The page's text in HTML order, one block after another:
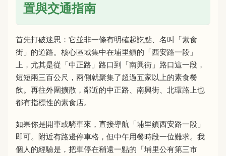
置與交通指南
首先打破迷思：它並非一條有明確起訖點、名叫「素食
街」的道路。核心區域集中在埔里鎮的「西安路一段」
上，尤其是從「中正路」路口到「南興街」路口這一段，
短短兩三百公尺，兩側就聚集了超過五家以上的素食餐
飲。再往外圍擴散，鄰近的中正路、南興街、北環路上也
都有指標性的素食店。
如果你是開車或騎車來，直接導航「埔里鎮西安路一段」
即可。附近有路邊停車格，但中午用餐時段一位難求。我
個人的經驗是，把車停在稍遠一點的「埔里公有第三市